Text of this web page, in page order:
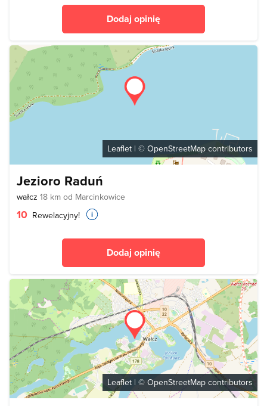
Dodaj opinię
Leaflet | © OpenStreetMap contributors
Jezioro Raduń
wałcz 18 km od Marcinkowice
10 Rewelacyjny!
Dodaj opinię
Leaflet | © OpenStreetMap contributors